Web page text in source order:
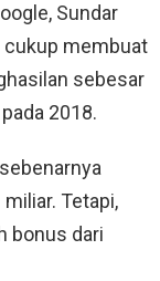
Sundar
cukup membuat
sebesar
2018.
Tetapi,
bonus dari